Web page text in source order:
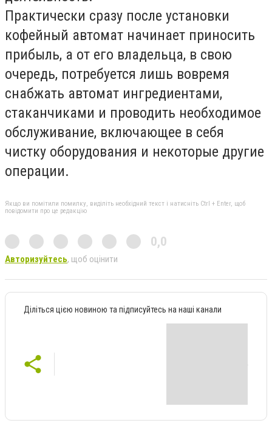
Практически сразу после установки
кофейный автомат начинает приносить
прибыль, а от его владельца, в свою
очередь, потребуется лишь вовремя
снабжать автомат ингредиентами,
стаканчиками и проводить необходимое
обслуживание, включающее в себя
чистку оборудования и некоторые другие
операции.
Якщо ви помітили помилку, виділіть необхідний текст і натисніть Ctrl + Enter, щоб
повідомити про це редакцію
0,0
Авторизуйтесь, щоб оцінити
Діліться цією новиною та підписуйтесь на наші канали